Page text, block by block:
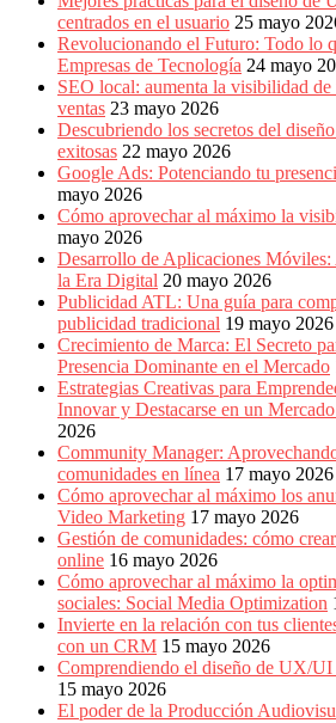
centrados en el usuario 25 mayo
Revolucionando el Futuro: Todo lo
Empresas de Tecnología 24 mayo
SEO local: aumenta la visibilidad
ventas 23 mayo 2026
Descubriendo los secretos del
exitosas 22 mayo 2026
Google Ads: Potenciando tu
mayo 2026
Cómo aprovechar al máximo la
mayo 2026
Desarrollo de Aplicaciones
la Era Digital 20 mayo 2026
Publicidad ATL: Una guía para
publicidad tradicional 19 mayo 2026
Crecimiento de Marca: El Secreto
Presencia Dominante en el Mercado
Estrategias Creativas para
Innovar y Destacarse en un
2026
Community Manager:
comunidades en línea 17 mayo 2026
Cómo aprovechar al máximo los
Video Marketing 17 mayo 2026
Gestión de comunidades: cómo
online 16 mayo 2026
Cómo aprovechar al máximo la
sociales: Social Media Optimization
Invierte en la relación con tus
con un CRM 15 mayo 2026
Comprendiendo el diseño de UX/UI
15 mayo 2026
El poder de la Producción